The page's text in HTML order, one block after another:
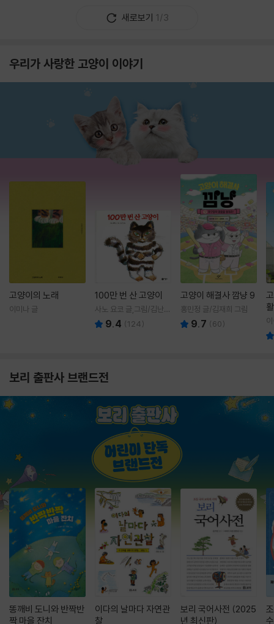
새로보기 1/3
우리가 사랑한 고양이 이야기
고양이의 노래
이미나 글
100만 번 산 고양이
사노 요코 글,그림/김난주
역 9.4 (124)
고양이 해결사 깜냥 9
홍민정 글/김재희 그림
9.7 (60)
보리 출판사 브랜드전
똥깨비 도니와 반짝반
짝 마을 잔치
이다의 날마다 자연관
찰
보리 국어사전 (2025
년 최신판)